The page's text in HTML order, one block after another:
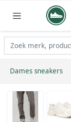
Dames sneakers